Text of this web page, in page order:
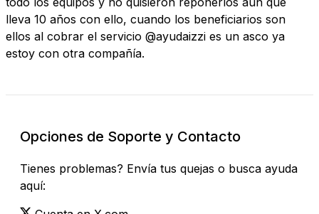
lleva 10 años con ello, cuando los beneficiarios son
ellos al cobrar el servicio @ayudaizzi es un asco ya
estoy con otra compañía.
Opciones de Soporte y Contacto
Tienes problemas? Envía tus quejas o busca ayuda
aquí: